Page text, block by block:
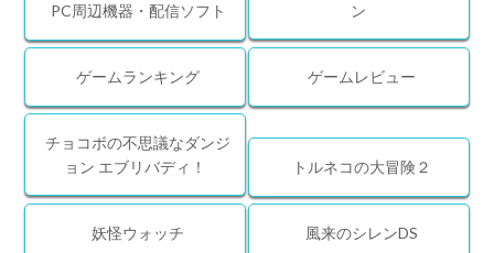
PC周辺機器・配信ソフト
ン
ゲームランキング ゲームレビュー
チョコボの不思議なダンジ
ョン エブリバディ！
トルネコの大冒険２
妖怪ウォッチ 風来のシレンDS